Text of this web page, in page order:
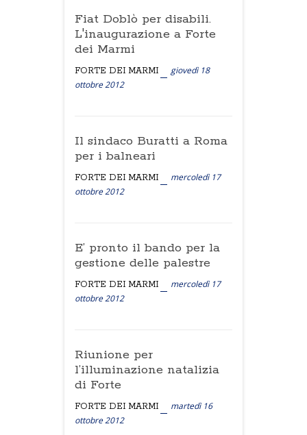
Fiat Doblò per disabili.
L'inaugurazione a Forte
dei Marmi
FORTE DEI MARMI
giovedì 18
ottobre 2012
Il sindaco Buratti a Roma
per i balneari
FORTE DEI MARMI
mercoledì 17
ottobre 2012
E’ pronto il bando per la
gestione delle palestre
FORTE DEI MARMI
mercoledì 17
ottobre 2012
Riunione per
l’illuminazione natalizia
di Forte
FORTE DEI MARMI
martedì 16
ottobre 2012